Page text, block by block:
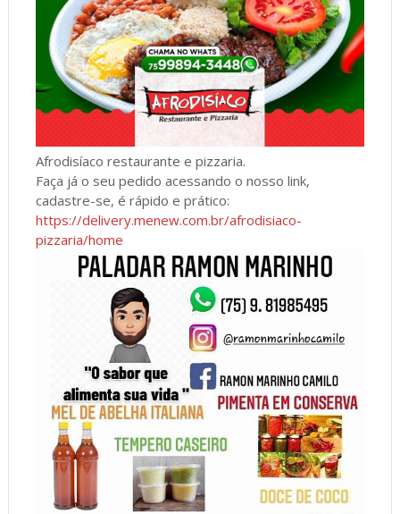
Afrodisíaco restaurante e pizzaria.
Faça já o seu pedido acessando o nosso link,
cadastre-se, é rápido e prático:
https://delivery.menew.com.br/afrodisiaco-
pizzaria/home